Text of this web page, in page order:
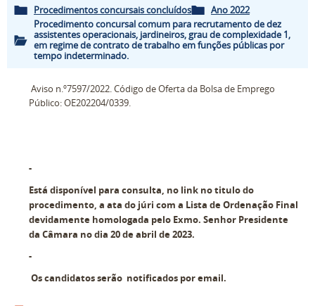
Procedimentos concursais concluídos
Ano 2022
Procedimento concursal comum para recrutamento de dez
assistentes operacionais, jardineiros, grau de complexidade 1,
em regime de contrato de trabalho em funções públicas por
tempo indeterminado.
Aviso n.º7597/2022. Código de Oferta da Bolsa de Emprego
Público: OE202204/0339.
-
Está disponível para consulta, no link no titulo do
procedimento, a ata do júri com a Lista de Ordenação Final
devidamente homologada pelo Exmo. Senhor Presidente
da Câmara no dia 20 de abril de 2023.
-
Os candidatos serão notificados por email.